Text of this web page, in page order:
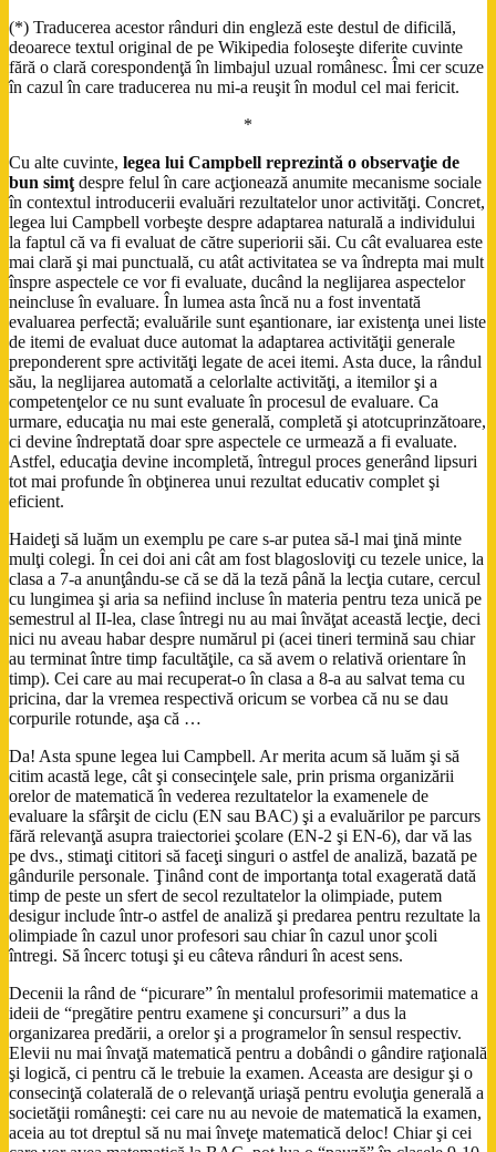
(*) Traducerea acestor rânduri din engleză este destul de dificilă,
deoarece textul original de pe Wikipedia foloseşte diferite cuvinte
fără o clară corespondenţă în limbajul uzual românesc. Îmi cer scuze
în cazul în care traducerea nu mi-a reuşit în modul cel mai fericit.
*
Cu alte cuvinte, legea lui Campbell reprezintă o observaţie de
bun simţ despre felul în care acţionează anumite mecanisme sociale
în contextul introducerii evaluări rezultatelor unor activităţi. Concret,
legea lui Campbell vorbeşte despre adaptarea naturală a individului
la faptul că va fi evaluat de către superiorii săi. Cu cât evaluarea este
mai clară şi mai punctuală, cu atât activitatea se va îndrepta mai mult
înspre aspectele ce vor fi evaluate, ducând la neglijarea aspectelor
neincluse în evaluare. În lumea asta încă nu a fost inventată
evaluarea perfectă; evaluările sunt eşantionare, iar existenţa unei liste
de itemi de evaluat duce automat la adaptarea activităţii generale
preponderent spre activităţi legate de acei itemi. Asta duce, la rândul
său, la neglijarea automată a celorlalte activităţi, a itemilor şi a
competenţelor ce nu sunt evaluate în procesul de evaluare. Ca
urmare, educaţia nu mai este generală, completă şi atotcuprinzătoare,
ci devine îndreptată doar spre aspectele ce urmează a fi evaluate.
Astfel, educaţia devine incompletă, întregul proces generând lipsuri
tot mai profunde în obţinerea unui rezultat educativ complet şi
eficient.
Haideţi să luăm un exemplu pe care s-ar putea să-l mai ţină minte
mulţi colegi. În cei doi ani cât am fost blagosloviţi cu tezele unice, la
clasa a 7-a anunţându-se că se dă la teză până la lecţia cutare, cercul
cu lungimea şi aria sa nefiind incluse în materia pentru teza unică pe
semestrul al II-lea, clase întregi nu au mai învăţat această lecţie, deci
nici nu aveau habar despre numărul pi (acei tineri termină sau chiar
au terminat între timp facultăţile, ca să avem o relativă orientare în
timp). Cei care au mai recuperat-o în clasa a 8-a au salvat tema cu
pricina, dar la vremea respectivă oricum se vorbea că nu se dau
corpurile rotunde, aşa că …
Da! Asta spune legea lui Campbell. Ar merita acum să luăm şi să
citim acastă lege, cât şi consecinţele sale, prin prisma organizării
orelor de matematică în vederea rezultatelor la examenele de
evaluare la sfârşit de ciclu (EN sau BAC) şi a evaluărilor pe parcurs
fără relevanţă asupra traiectoriei şcolare (EN-2 şi EN-6), dar vă las
pe dvs., stimaţi cititori să faceţi singuri o astfel de analiză, bazată pe
gândurile personale. Ţinând cont de importanţa total exagerată dată
timp de peste un sfert de secol rezultatelor la olimpiade, putem
desigur include într-o astfel de analiză şi predarea pentru rezultate la
olimpiade în cazul unor profesori sau chiar în cazul unor şcoli
întregi. Să încerc totuşi şi eu câteva rânduri în acest sens.
Decenii la rând de “picurare” în mentalul profesorimii matematice a
ideii de “pregătire pentru examene şi concursuri” a dus la
organizarea predării, a orelor şi a programelor în sensul respectiv.
Elevii nu mai învaţă matematică pentru a dobândi o gândire raţională
şi logică, ci pentru că le trebuie la examen. Aceasta are desigur şi o
consecinţă colaterală de o relevanţă uriaşă pentru evoluţia generală a
societăţii româneşti: cei care nu au nevoie de matematică la examen,
aceia au tot dreptul să nu mai înveţe matematică deloc! Chiar şi cei